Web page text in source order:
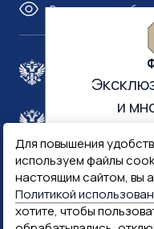
Для повышения
используем файлы
настоящим сайтом, вы
Политикой
хотите, чтобы
Версия для
Правительство
Госуслуги
Госслужба
и